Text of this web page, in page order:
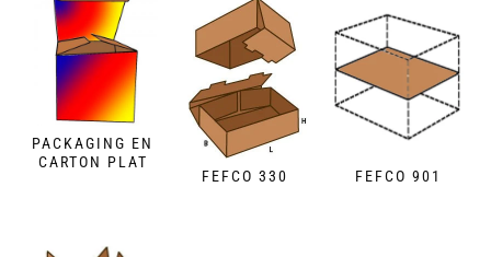
PACKAGING EN
CARTON PLAT
FEFCO 330
FEFCO 901